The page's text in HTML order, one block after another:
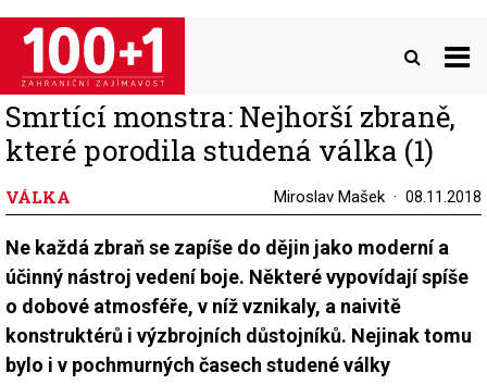
Přejít
hlavnímu
obsahu
Smrtící monstra: Nejhorší zbraně,
které porodila studená válka (1)
VÁLKA Miroslav Mašek 08.11.2018
Ne každá zbraň se zapíše do dějin jako moderní a
účinný nástroj vedení boje. Některé vypovídají spíše
o dobové atmosféře, v níž vznikaly, a naivitě
konstruktérů i výzbrojních důstojníků. Nejinak tomu
bylo i v pochmurných časech studené války